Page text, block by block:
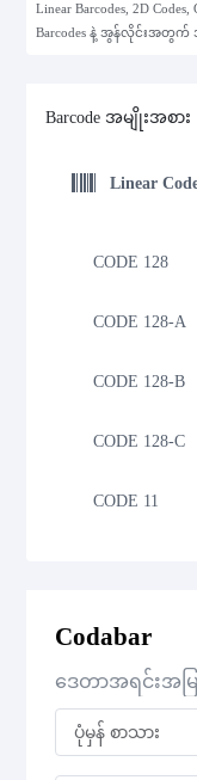
Linear Barcodes, 2D Codes,
Barcodes နဲ့ အွန်လိုင်းအတွက် အ
Barcode အမျိုးအစား
Linear
CODE 128
CODE 128-A
CODE 128-B
CODE 128-C
CODE 11
CODE 39 Mod
CODE 93
Codabar
ဒေတာအရင်းအမ